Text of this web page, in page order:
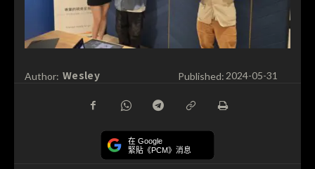
Author: Wesley Published:2024-05-31
在 Google
緊貼《PCM》消息